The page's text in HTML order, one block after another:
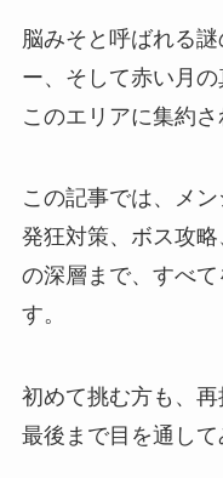
脳みそと呼ばれる
ー、そして赤い月
このエリアに集約さ
この記事では、メン
発狂対策、ボス攻
の深層まで、すべ
す。
初めて挑む方も、
最後まで目を通して